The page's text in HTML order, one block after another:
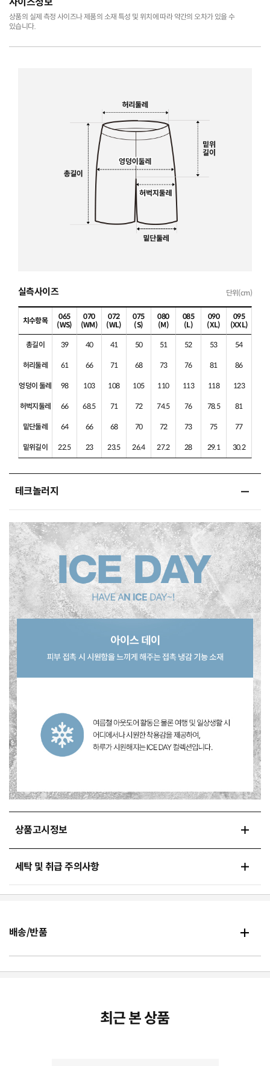
상품의 실제 측정 사이즈나 제품의 소재 특성 및 위치에 따라 약간의 오차가 있을 수
있습니다.
실측사이즈 단위(cm)
치수항목
065
(WS)
070
(WM)
072
(WL)
075
(S)
080
(M)
085
(L)
090
(XL)
095
(XXL)
총길이 39 40 41 50 51 52 53 54
허리둘레 61 66 71 68 73 76 81 86
엉덩이 둘레 98 103 108 105 110 113 118 123
허벅지둘레 66 68.5 71 72 74.5 76 78.5 81
밑단둘레 64 66 68 70 72 73 75 77
밑위길이 22.5 23 23.5 26.4 27.2 28 29.1 30.2
테크놀러지
상품고시정보
세탁 및 취급 주의사항
배송/반품
최근 본 상품